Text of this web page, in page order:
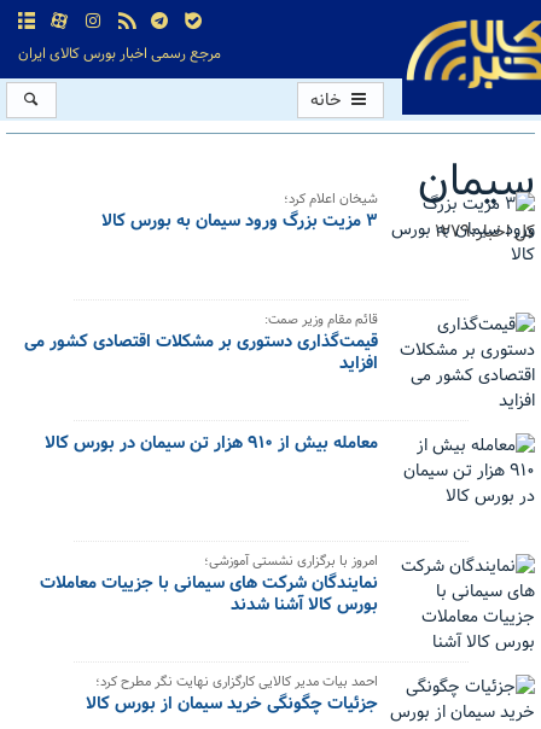
مرجع رسمی اخبار بورس کالای ایران
خانه
سیمان
کل اخبار:1279
شیخان اعلام کرد؛
۳ مزیت بزرگ ورود سیمان به بورس کالا
قائم مقام وزیر صمت:
قیمت‌گذاری دستوری بر مشکلات اقتصادی کشور می
افزاید
معامله بیش از ۹۱۰ هزار تن سیمان در بورس کالا
امروز با برگزاری نشستی آموزشی؛
نمایندگان شرکت های سیمانی با جزییات معاملات
بورس کالا آشنا شدند
احمد بیات مدیر کالایی کارگزاری نهایت نگر مطرح کرد؛
جزئیات چگونگی خرید سیمان از بورس کالا